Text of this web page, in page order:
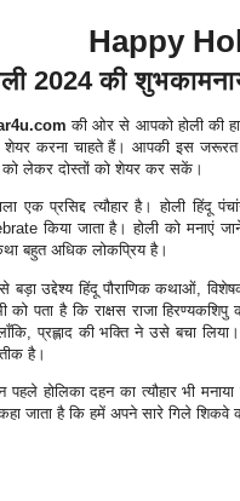
Happy
2024 की
की ओर से आपको होली की
शेयर करना चाहते हैं। आपकी इस
को लेकर दोस्तों को शेयर कर सकें।
एक प्रसिद्द त्यौहार है। होली
किया जाता है। होली को मनाएं
बहुत अधिक लोकप्रिय है।
बड़ा उद्देश्य हिंदू पौराणिक कथाओं,
पता है कि राक्षस राजा हिरण्यकशिपु
प्रह्लाद की भक्ति ने उसे बचा
है।
पहले होलिका दहन का त्यौहार भी
जाता है कि हमें अपने सारे गिले